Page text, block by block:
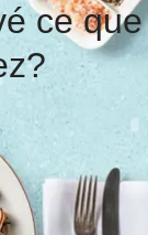
ce que